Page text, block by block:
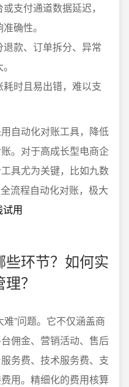
支付通道数据延迟，
确性。
款、订单拆分、异常
时且易出错，难以支
自动化对账工具，降低
。对于高成长型电商企
具尤为关键，比如九数
流程自动化对账，极大
试用
些环节？如何实
？
”问题。它不仅涵盖商
佣金、营销活动、售后
务费、技术服务费、支
用。精细化的费用核算